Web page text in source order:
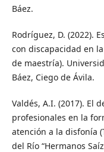
Báez.
Rodríguez, D. (2022).
con discapacidad en
de maestría).
Báez, Ciego de Ávila.
Valdés, A.I. (2017). El
profesionales en la
atención a la disfonía
del Río “Hermanos